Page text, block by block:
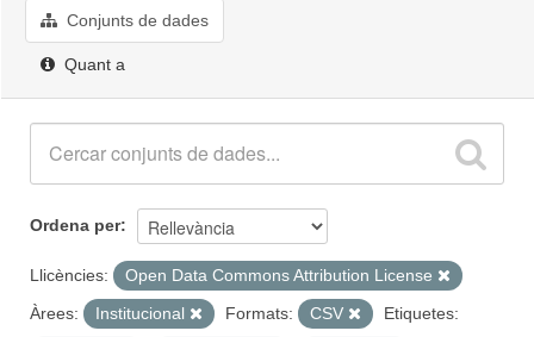
Quant a
Conjunts de dades
Quant a
Ordena per
Llicències:
Open Data Commons Attribution License
Àrees:
Institucional Formats: CSV
Etiquetes: